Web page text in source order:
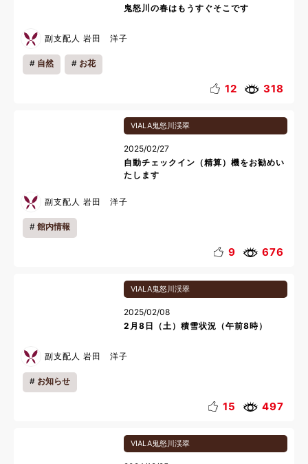
鬼怒川の春はもうすぐそこです
副支配人 岩田 洋子
自然 お花
12 318
VIALA鬼怒川渓翠
2025/02/27
自動チェックイン（精算）機をお勧めい
たします
副支配人 岩田 洋子
館内情報
9 676
VIALA鬼怒川渓翠
2025/02/08
2月8日（土）積雪状況（午前8時）
副支配人 岩田 洋子
お知らせ
15 497
VIALA鬼怒川渓翠